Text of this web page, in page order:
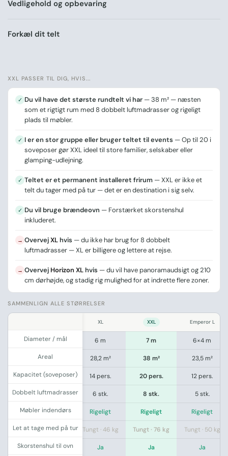
Vedligehold og opbevaring
Forkæl dit telt
XXL PASSER TIL DIG, HVIS...
✓ Du vil have det største rundtelt vi har — 38 m² — næsten
som et rigtigt rum med 8 dobbelt luftmadrasser og rigeligt
plads til møbler.
✓ I er en stor gruppe eller bruger teltet til events — Op til 20 i
soveposer gør XXL ideel til store familier, selskaber eller
glamping-udlejning.
✓ Teltet er et permanent installeret frirum — XXL er ikke et
telt du tager med på tur — det er en destination i sig selv.
✓ Du vil bruge brændeovn — Forstærket skorstenshul
inkluderet.
→ OvervejXLhvis — du ikke har brug for 8 dobbelt
luftmadrasser — XL er billigere og lettere at rejse.
→ Overvej Horizon XLhvis — du vil have panoramaudsigt og 210
cm dørhøjde, og stadig rig mulighed for at indrette flere zoner.
SAMMENLIGN ALLE STØRRELSER
Diameter / mål
Areal
Kapacitet (soveposer)
Dobbelt luftmadrasser
Møbler indendørs
Let at tage med på tur
Skorstenshul til ovn
XL XXL Emperor L
5 m 6 m 7 m 6×4 m
19,6 m² 28,2 m² 38 m² 23,5 m²
10 pers. 14 pers. 20 pers. 12 pers.
3 stk. 6 stk. 8 stk. 5 stk.
Ja Rigeligt Rigeligt Rigeligt
27 kg Muligt · 33 kg Tungt · 46 kg Tungt · 76 kg Tungt · 50 kg
Ja Ja Ja Ja